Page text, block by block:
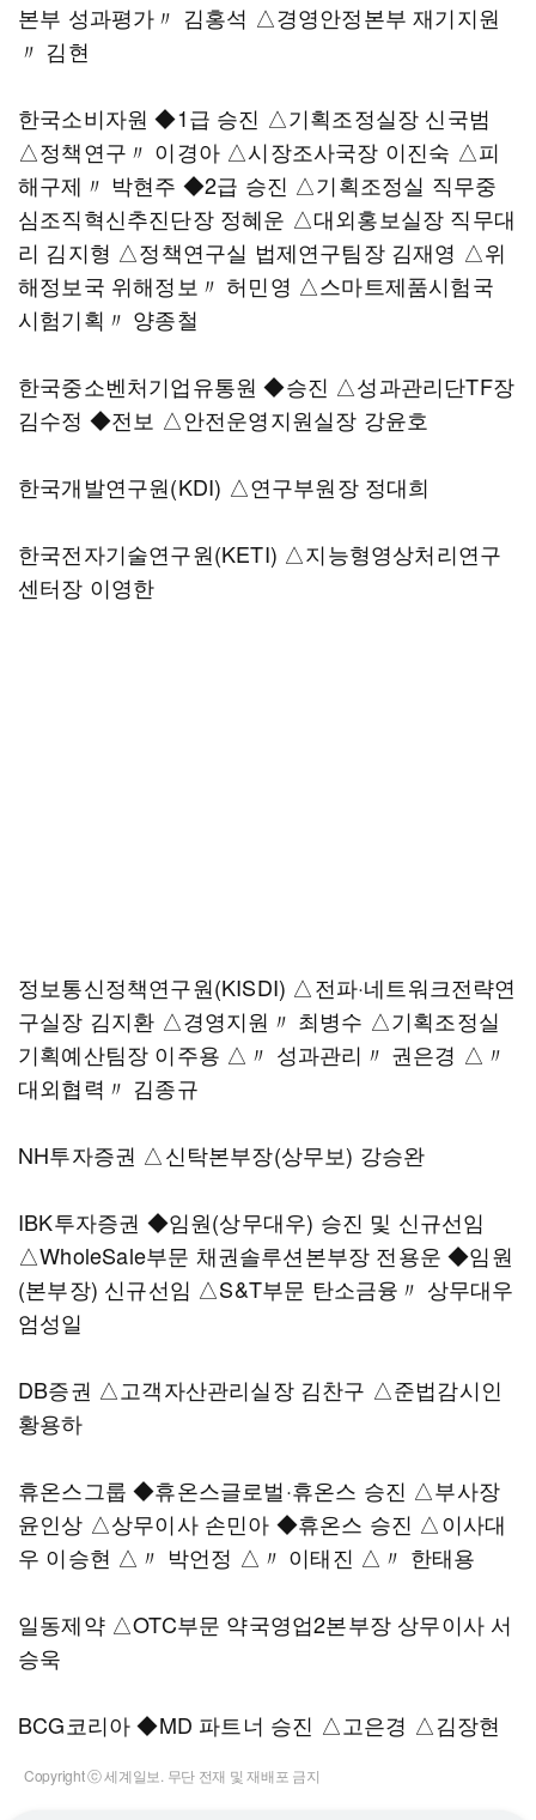
본부 성과평가〃 김홍석 △경영안정본부 재기지원
〃 김현
한국소비자원 ◆1급 승진 △기획조정실장 신국범
△정책연구〃 이경아 △시장조사국장 이진숙 △피
해구제〃 박현주 ◆2급 승진 △기획조정실 직무중
심조직혁신추진단장 정혜운 △대외홍보실장 직무대
리 김지형 △정책연구실 법제연구팀장 김재영 △위
해정보국 위해정보〃 허민영 △스마트제품시험국
시험기획〃 양종철
한국중소벤처기업유통원 ◆승진 △성과관리단TF장
김수정 ◆전보 △안전운영지원실장 강윤호
한국개발연구원(KDI) △연구부원장 정대희
한국전자기술연구원(KETI) △지능형영상처리연구
센터장 이영한
정보통신정책연구원(KISDI) △전파·네트워크전략연
구실장 김지환 △경영지원〃 최병수 △기획조정실
기획예산팀장 이주용 △〃 성과관리〃 권은경 △〃
대외협력〃 김종규
NH투자증권 △신탁본부장(상무보) 강승완
IBK투자증권 ◆임원(상무대우) 승진 및 신규선임
△WholeSale부문 채권솔루션본부장 전용운 ◆임원
(본부장) 신규선임 △S&T부문 탄소금융〃 상무대우
엄성일
DB증권 △고객자산관리실장 김찬구 △준법감시인
황용하
휴온스그룹 ◆휴온스글로벌·휴온스 승진 △부사장
윤인상 △상무이사 손민아 ◆휴온스 승진 △이사대
우 이승현 △〃 박언정 △〃 이태진 △〃 한태용
일동제약 △OTC부문 약국영업2본부장 상무이사 서
승욱
BCG코리아 ◆MD 파트너 승진 △고은경 △김장현
Copyright ⓒ 세계일보. 무단 전재 및 재배포 금지